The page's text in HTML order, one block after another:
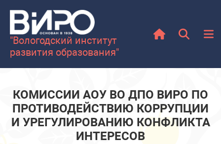
"Вологодский институт
развития образования"
имуществе и обязательствах
имущественного характера
Формы документов, связанных с
противодействием коррупции, для
Работа с несовершеннолетними
иностранными гражданами
Календарь
КОМИССИИ АОУ ВО ДПО ВИРО ПО
ПРОТИВОДЕЙСТВИЮ КОРРУПЦИИ
И УРЕГУЛИРОВАНИЮ КОНФЛИКТА
ИНТЕРЕСОВ